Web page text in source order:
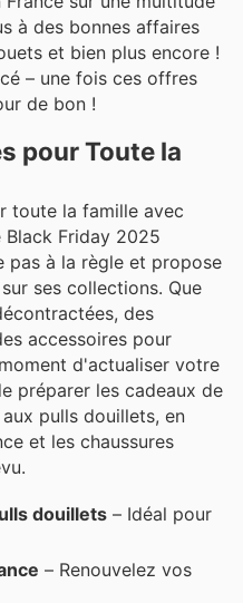
à des bonnes affaires
et bien plus encore !
– une fois ces offres
de bon !
pour Toute la
toute la famille avec
Friday 2025
pas à la règle et propose
ses collections. Que
des
accessoires pour
d'actualiser votre
préparer les cadeaux de
pulls douillets, en
et les chaussures
douillets – Idéal pour
– Renouvelez vos